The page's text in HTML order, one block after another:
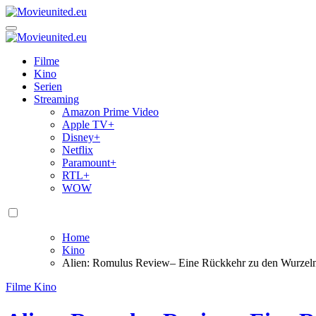
Zum
Inhalt
springen
Movieunited.eu
Filme
Kino
Serien
Streaming
Amazon Prime Video
Apple TV+
Disney+
Netflix
Paramount+
RTL+
WOW
Home
Kino
Alien: Romulus Review– Eine Rückkehr zu den
Filme Kino